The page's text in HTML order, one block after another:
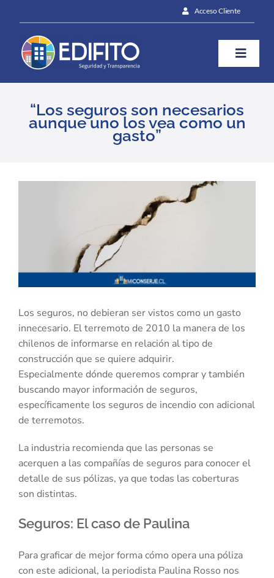
content
Acceso Cliente
Toggle
Blog
“Los seguros son necesarios
aunque uno los vea como un
gasto”
Los seguros, no debieran ser vistos como un gasto
innecesario. El terremoto de 2010 la manera de los
chilenos de informarse en relación al tipo de
construcción que se quiere adquirir.
Especialmente dónde queremos comprar y también
buscando mayor información de seguros,
específicamente los seguros de incendio con adicional
de terremotos.
La industria recomienda que las personas se
acerquen a las compañías de seguros para conocer el
detalle de sus pólizas, ya que todas las coberturas
son distintas.
Seguros: El caso de Paulina
Para graficar de mejor forma cómo opera una póliza
con este adicional, la periodista Paulina Rosso nos